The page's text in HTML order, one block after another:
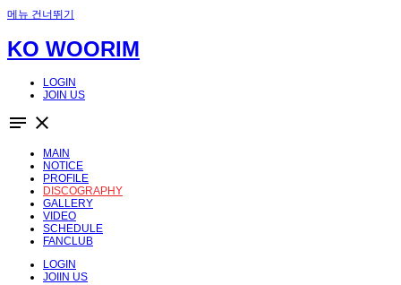
메뉴 건너뛰기
KO WOORIM
LOGIN
JOIN US
notes close
MAIN
NOTICE
PROFILE
DISCOGRAPHY
GALLERY
VIDEO
SCHEDULE
FANCLUB
LOGIN
JOIIN US